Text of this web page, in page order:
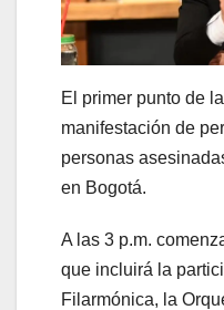
El primer punto de
manifestación de
personas
en Bogotá.
A las 3 p.m.
que incluirá la
Filarmónica, la